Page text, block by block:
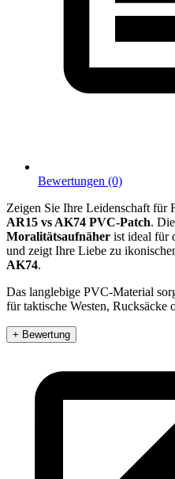
Bewertungen (0)
Zeigen Sie Ihre Leidenschaft für
AR15 vs AK74 PVC-Patch.
Moralitätsaufnäher ist ideal für
und zeigt Ihre Liebe zu
AK74.
Das langlebige PVC-Material
für taktische Westen, Rucksäcke
+ Bewertung